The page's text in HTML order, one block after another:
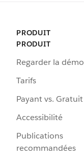
PRODUIT
PRODUIT
Regarder la démo
Tarifs
Payant vs. Gratuit
Accessibilité
Publications
recommandées